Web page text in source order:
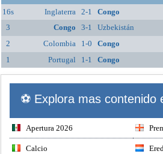
16s
Inglaterra 2-1 Congo
3
Congo 3-1 Uzbekistán
2
Colombia 1-0 Congo
1
Portugal 1-1 Congo
⚽ Explora mas contenido
Apertura 2026
Calcio